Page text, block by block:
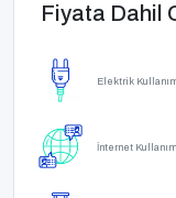
Fiyata Dahil
Elektrik
İnternet